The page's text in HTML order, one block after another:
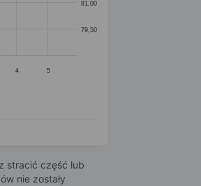
4 5
79,50
81,00
stracić część lub
nie zostały